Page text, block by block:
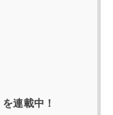
連載中！